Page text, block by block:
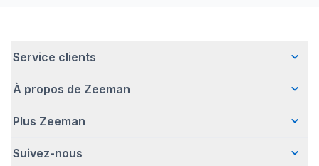
Service clients
Questions fréquentes
Livraison
Retour d'articles
À propos de Zeeman
Qui sommes-nous ?
Une entreprise responsable
Plus Zeeman
Communiqué de presse
Suivez-nous